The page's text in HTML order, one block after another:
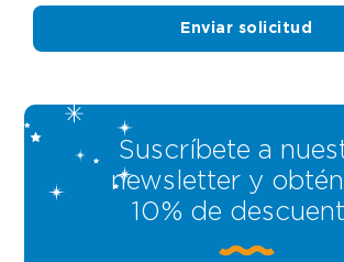
Suscríbete a
newsletter y
10% de